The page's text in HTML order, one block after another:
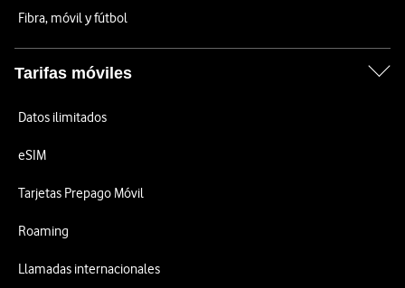
Fibra, móvil y fútbol
Tarifas móviles
Datos ilimitados
eSIM
Tarjetas Prepago Móvil
Roaming
Llamadas internacionales